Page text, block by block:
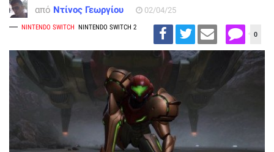
από Ντίνος Γεωργίου 02/04/25
NINTENDO SWITCH NINTENDO SWITCH 2
0